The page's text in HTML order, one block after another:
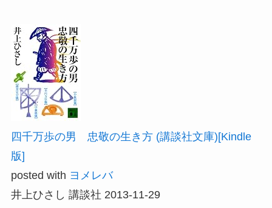
四千万歩の男 忠敬の生き方 (講談社文庫)[Kindle
版]
posted with ヨメレバ
井上ひさし 講談社 2013-11-29